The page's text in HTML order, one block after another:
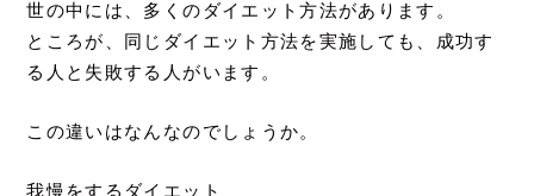
世の中には、多くのダイエット方法があります。
ところが、同じダイエット方法を実施しても、成功す
る人と失敗する人がいます。
この違いはなんなのでしょうか。
我慢をするダイエット